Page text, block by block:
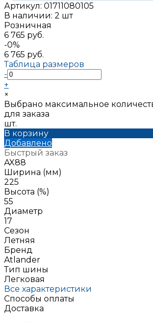
Артикул: 01711080105
В наличии: 2 шт
Розничная
6 765 руб.
-0%
6 765 руб.
Таблица размеров
-
+
×
Выбрано максимальное
для заказа
шт.
В корзину
Добавлено
Быстрый заказ
AX88
Ширина (мм)
225
Высота (%)
55
Диаметр
17
Сезон
Летняя
Бренд
Atlander
Тип шины
Легковая
Все характеристики
Способы оплаты
Доставка